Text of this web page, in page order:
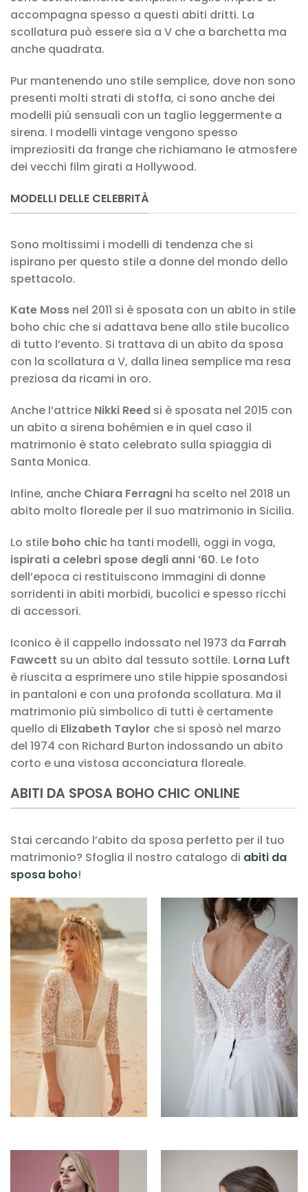
accompagna spesso a questi abiti dritti. La
scollatura può essere sia a V che a barchetta ma
anche quadrata.
Pur mantenendo uno stile semplice, dove non sono
presenti molti strati di stoffa, ci sono anche dei
modelli più sensuali con un taglio leggermente a
sirena. I modelli vintage vengono spesso
impreziositi da frange che richiamano le atmosfere
dei vecchi film girati a Hollywood.
MODELLI DELLE CELEBRITÀ
Sono moltissimi i modelli di tendenza che si
ispirano per questo stile a donne del mondo dello
spettacolo.
Kate Moss nel 2011 si è sposata con un abito in stile
boho chic che si adattava bene allo stile bucolico
di tutto l’evento. Si trattava di un abito da sposa
con la scollatura a V, dalla linea semplice ma resa
preziosa da ricami in oro.
Anche l’attrice Nikki Reed si è sposata nel 2015 con
un abito a sirena bohémien e in quel caso il
matrimonio è stato celebrato sulla spiaggia di
Santa Monica.
Infine, anche Chiara Ferragni ha scelto nel 2018 un
abito molto floreale per il suo matrimonio in Sicilia.
Lo stile boho chic ha tanti modelli, oggi in voga,
ispirati a celebri spose degli anni ’60. Le foto
dell’epoca ci restituiscono immagini di donne
sorridenti in abiti morbidi, bucolici e spesso ricchi
di accessori.
Iconico è il cappello indossato nel 1973 da Farrah
Fawcett su un abito dal tessuto sottile. Lorna Luft
è riuscita a esprimere uno stile hippie sposandosi
in pantaloni e con una profonda scollatura. Ma il
matrimonio più simbolico di tutti è certamente
quello di Elizabeth Taylor che si sposò nel marzo
del 1974 con Richard Burton indossando un abito
corto e una vistosa acconciatura floreale.
ABITI DA SPOSA BOHO CHIC ONLINE
Stai cercando l’abito da sposa perfetto per il tuo
matrimonio? Sfoglia il nostro catalogo di abiti da
sposa boho!